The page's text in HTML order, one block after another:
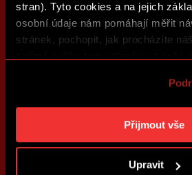
stran). Tyto cookies a na jejich
osobní údaje nám pomáhají měřit
stránek, pochopit, jak procházíte
reklamu na základě Vašich
cookies a účely zpracování si
„Podrobném nastavení“. Nastavení
kdykoliv změnit. Jak takovou úpravu
Přijmout vše
Upravit